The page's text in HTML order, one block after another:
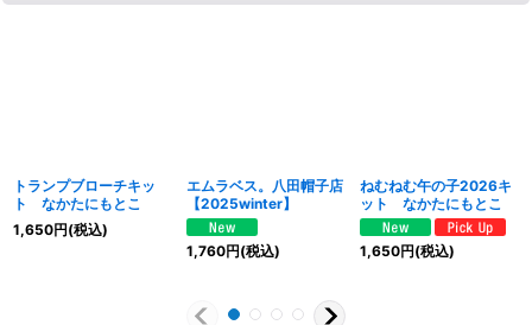
トランプブローチキッ
ト なかたにもとこ
1,650円(税込)
エムラベス。八田帽子店
【2025winter】
1,760円(税込)
ねむねむ午の子2026キ
ット なかたにもとこ
1,650円(税込)